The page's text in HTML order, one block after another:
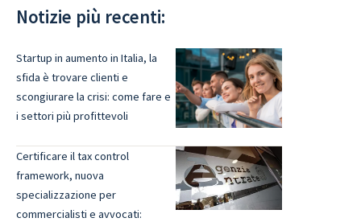
Notizie più recenti:
Startup in aumento in Italia, la
sfida è trovare clienti e
scongiurare la crisi: come fare e
i settori più profittevoli
Certificare il tax control
framework, nuova
specializzazione per
commercialisti e avvocati: